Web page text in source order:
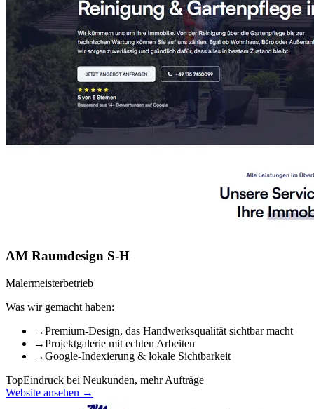
AM Raumdesign S-H
Malermeisterbetrieb
Was wir gemacht haben:
→Premium-Design, das Handwerksqualität sichtbar macht
→Projektgalerie mit echten Arbeiten
→Google-Indexierung & lokale Sichtbarkeit
TopEindruck bei Neukunden, mehr Aufträge
Website ansehen →